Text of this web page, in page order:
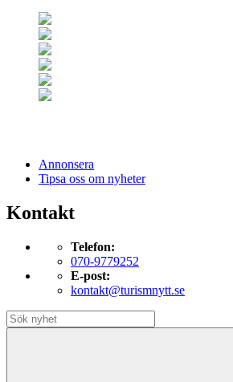
Annonsera
Tipsa oss om nyheter
Kontakt
Telefon:
070-9779252
E-post:
kontakt@turismnytt.se